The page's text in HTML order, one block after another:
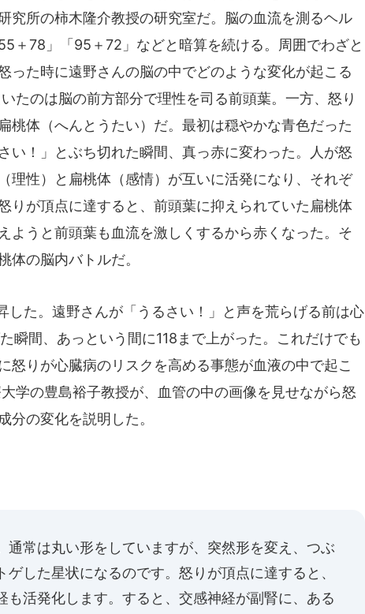
究所の柿木隆介教授の研究室だ。脳の血流を測るヘル
＋78」「95＋72」などと暗算を続ける。周囲でわざと
った時に遠野さんの脳の中でどのような変化が起こる
たのは脳の前方部分で理性を司る前頭葉。一方、怒り
桃体（へんとうたい）だ。最初は穏やかな青色だった
い！」とぶち切れた瞬間、真っ赤に変わった。人が怒
理性）と扁桃体（感情）が互いに活発になり、それぞ
りが頂点に達すると、前頭葉に抑えられていた扁桃体
ようと前頭葉も血流を激しくするから赤くなった。そ
体の脳内バトルだ。
た。遠野さんが「うるさい！」と声を荒らげる前は心
瞬間、あっという間に118まで上がった。これだけでも
怒りが心臓病のリスクを高める事態が血液の中で起こ
学の豊島裕子教授が、血管の中の画像を見せながら怒
分の変化を説明した。
通常は丸い形をしていますが、突然形を変え、つぶ
した星状になるのです。怒りが頂点に達すると、
も活発化します。すると、交感神経が副腎に、ある